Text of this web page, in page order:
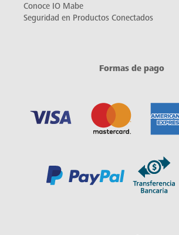
Conoce IO Mabe
Seguridad en Productos Conectados
Formas de pago